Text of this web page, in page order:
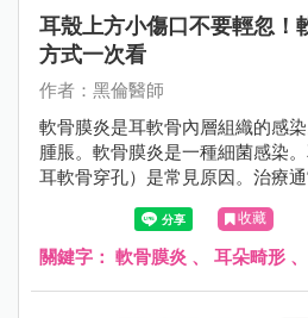
耳殼上方小傷口不要輕忽！
方式一次看
作者：黑倫醫師
軟骨膜炎是耳軟骨內層組織的感
腫脹。軟骨膜炎是一種細菌感染
耳軟骨穿孔）是常見原因。治療
的軟骨膜炎可導致嚴重的併發症。
收藏
關鍵字： 軟骨膜炎 、 耳朵畸形 、